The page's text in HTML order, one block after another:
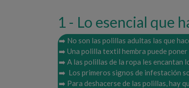
Lo esencial que
➡️ No son las polillas adultas las que
➡️ Una polilla textil hembra puede
➡️ A las polillas de la ropa les encantan
➡️ ️ Los primeros signos de infestación
➡️ Para deshacerse de las polillas, hay